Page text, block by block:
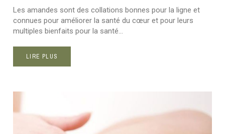
Les amandes sont des collations bonnes pour la ligne et
connues pour améliorer la santé du cœur et pour leurs
multiples bienfaits pour la santé...
LIRE PLUS